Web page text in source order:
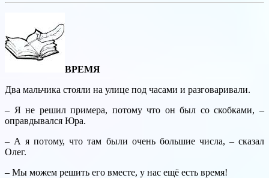
ВРЕМЯ
Два мальчика стояли на улице под часами и разговаривали.
– Я не решил примера, потому что он был со скобками, –
оправдывался Юра.
– А я потому, что там были очень большие числа, – сказал
Олег.
– Мы можем решить его вместе, у нас ещё есть время!